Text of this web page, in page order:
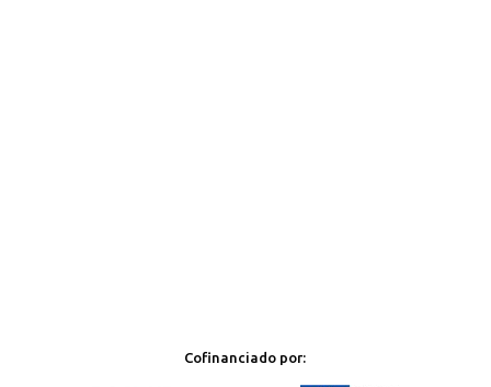
Cofinanciado por: